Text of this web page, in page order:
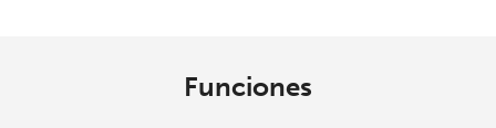
Funciones